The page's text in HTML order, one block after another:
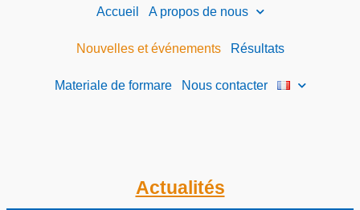
Accueil A propos de nous
Nouvelles et événements Résultats
Materiale de formare Nous contacter
Actualités